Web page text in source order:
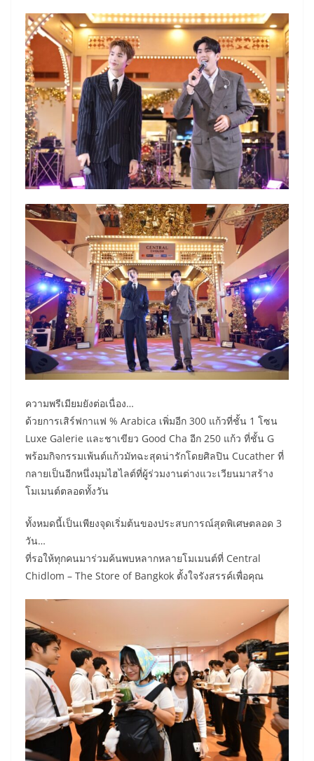
ความพรีเมียมยังต่อเนื่อง…
ด้วยการเสิร์ฟกาแฟ % Arabica เพิ่มอีก 300 แก้วที่ชั้น 1 โซน
Luxe Galerie และชาเขียว Good Cha อีก 250 แก้ว ที่ชั้น G
พร้อมกิจกรรมเพ้นต์แก้วมัทฉะสุดน่ารักโดยศิลปิน Cucather ที่
กลายเป็นอีกหนึ่งมุมไฮไลต์ที่ผู้ร่วมงานต่างแวะเวียนมาสร้าง
โมเมนต์ตลอดทั้งวัน
ทั้งหมดนี้เป็นเพียงจุดเริ่มต้นของประสบการณ์สุดพิเศษตลอด 3
วัน…
ที่รอให้ทุกคนมาร่วมค้นพบหลากหลายโมเมนต์ที่ Central
Chidlom – The Store of Bangkok ตั้งใจรังสรรค์เพื่อคุณ